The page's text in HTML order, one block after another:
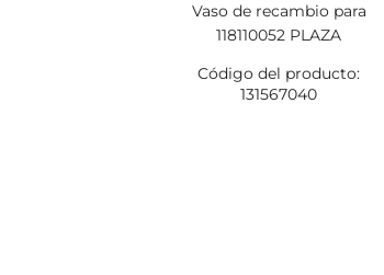
Vaso de recambio para
118110052 PLAZA
Código del producto:
131567040